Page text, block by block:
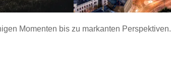
Momenten bis zu markanten Perspektiven.